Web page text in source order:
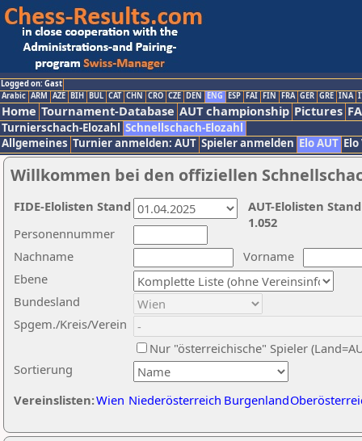
Logged on: Gast
Arabic ARM AZE BIH BUL CAT CHN CRO CZE DEN ENG ESP FAI FIN FRA GER GRE INA
Home Tournament-Database AUT championship Pictures
Turnierschach-Elozahl Schnellschach-Elozahl
Allgemeines Turnier anmelden: AUT Spieler anmelden Elo AUT
Willkommen bei den offiziellen
Nachname
Vorname
Ebene
Sortierung
Personennummer
Bundesland
Spgem./Kreis/Verein
Nur "österreichische" Spieler
Vereinslisten:Wien Niederösterreich Burgenland
AUT-Elolisten
1.052
FIDE-Elolisten Stand